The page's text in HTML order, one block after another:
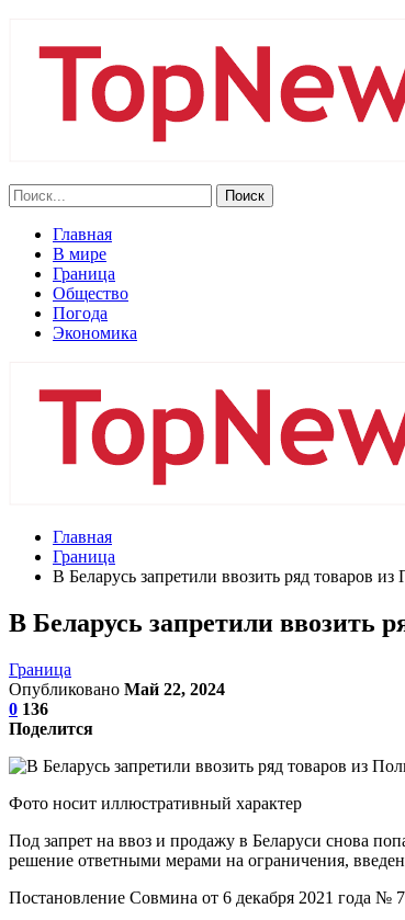
Главная
В мире
Граница
Общество
Погода
Экономика
Главная
Граница
В Беларусь запретили ввозить ряд товаров
В Беларусь запретили ввозить
Граница
Опубликовано Май 22, 2024
0 136
Поделится
Фото носит иллюстративный характер
Под запрет на ввоз и продажу в Беларуси снова
решение ответными мерами на ограничения,
Постановление Совмина от 6 декабря 2021 года №